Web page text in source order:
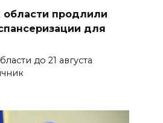
области продлили
для
до 21 августа